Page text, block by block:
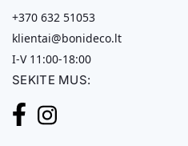
+370 632 51053
klientai@bonideco.lt
I-V 11:00-18:00
SEKITE MUS: